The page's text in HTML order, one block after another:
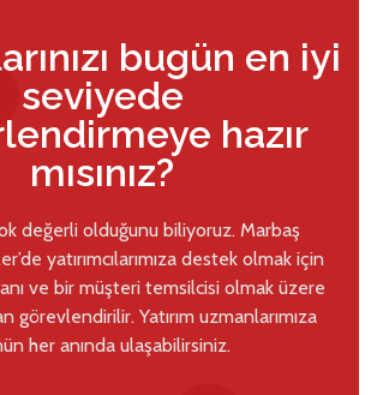
bugün en iyi
seviyede
hazır
mısınız?
değerli olduğunu biliyoruz. Marbaş
yatırımcılarımıza destek olmak için
ve bir müşteri temsilcisi olmak üzere
görevlendirilir. Yatırım uzmanlarımıza
her anında ulaşabilirsiniz.